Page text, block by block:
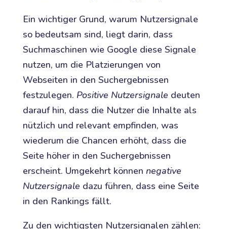
Ein wichtiger Grund, warum Nutzersignale
so bedeutsam sind, liegt darin, dass
Suchmaschinen wie Google diese Signale
nutzen, um die Platzierungen von
Webseiten in den Suchergebnissen
festzulegen. Positive Nutzersignale deuten
darauf hin, dass die Nutzer die Inhalte als
nützlich und relevant empfinden, was
wiederum die Chancen erhöht, dass die
Seite höher in den Suchergebnissen
erscheint. Umgekehrt können negative
Nutzersignale dazu führen, dass eine Seite
in den Rankings fällt.
Zu den wichtigsten Nutzersignalen zählen: